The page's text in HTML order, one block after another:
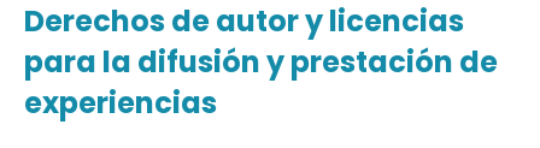
Derechos de autor y licencias
para la difusión y prestación de
experiencias